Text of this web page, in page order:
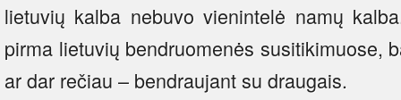
lietuvių kalba nebuvo vienintelė namų
pirma lietuvių bendruomenės susitikimuose,
ar dar rečiau – bendraujant su draugais.